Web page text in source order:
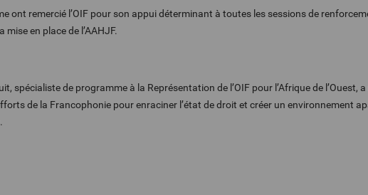
ont remercié l’OIF pour son appui déterminant à toutes les sessions de
en place de l’AAHJF.
spécialiste de programme à la Représentation de l’OIF pour l’Afrique de l’Ouest,
de la Francophonie pour enraciner l’état de droit et créer un environnement